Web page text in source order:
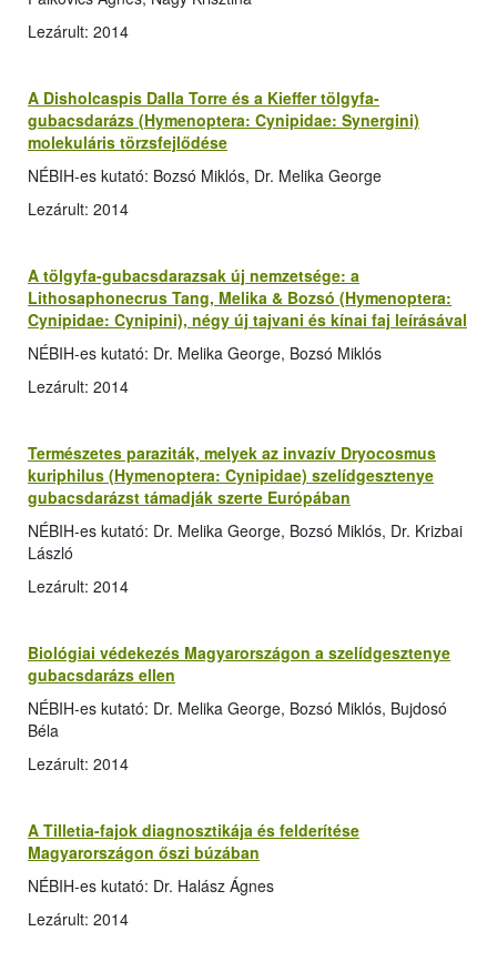
Lezárult: 2014
A Disholcaspis Dalla Torre és a Kieffer tölgyfa-
gubacsdarázs (Hymenoptera: Cynipidae: Synergini)
molekuláris törzsfejlődése
NÉBIH-es kutató: Bozsó Miklós, Dr. Melika George
Lezárult: 2014
A tölgyfa-gubacsdarazsak új nemzetsége: a
Lithosaphonecrus Tang, Melika & Bozsó (Hymenoptera:
Cynipidae: Cynipini), négy új tajvani és kínai faj leírásával
NÉBIH-es kutató: Dr. Melika George, Bozsó Miklós
Lezárult: 2014
Természetes paraziták, melyek az invazív Dryocosmus
kuriphilus (Hymenoptera: Cynipidae) szelídgesztenye
gubacsdarázst támadják szerte Európában
NÉBIH-es kutató: Dr. Melika George, Bozsó Miklós, Dr. Krizbai
László
Lezárult: 2014
Biológiai védekezés Magyarországon a szelídgesztenye
gubacsdarázs ellen
NÉBIH-es kutató: Dr. Melika George, Bozsó Miklós, Bujdosó
Béla
Lezárult: 2014
A Tilletia-fajok diagnosztikája és felderítése
Magyarországon őszi búzában
NÉBIH-es kutató: Dr. Halász Ágnes
Lezárult: 2014